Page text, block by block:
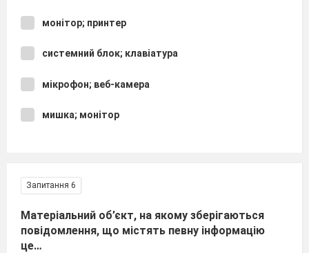
монітор; принтер
системний блок; клавіатура
мікрофон; веб-камера
мишка; монітор
Запитання 6
Матеріальний об’єкт, на якому зберігаються
повідомлення, що містять певну інформацію
це…